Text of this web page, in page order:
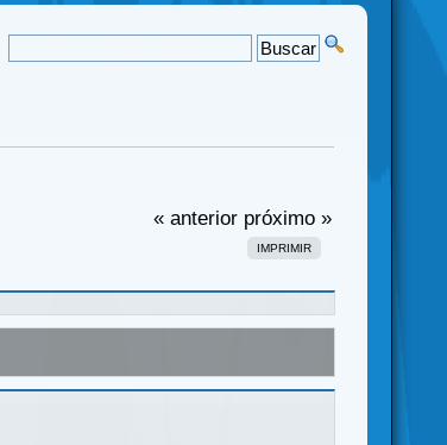
« anterior próximo »
IMPRIMIR